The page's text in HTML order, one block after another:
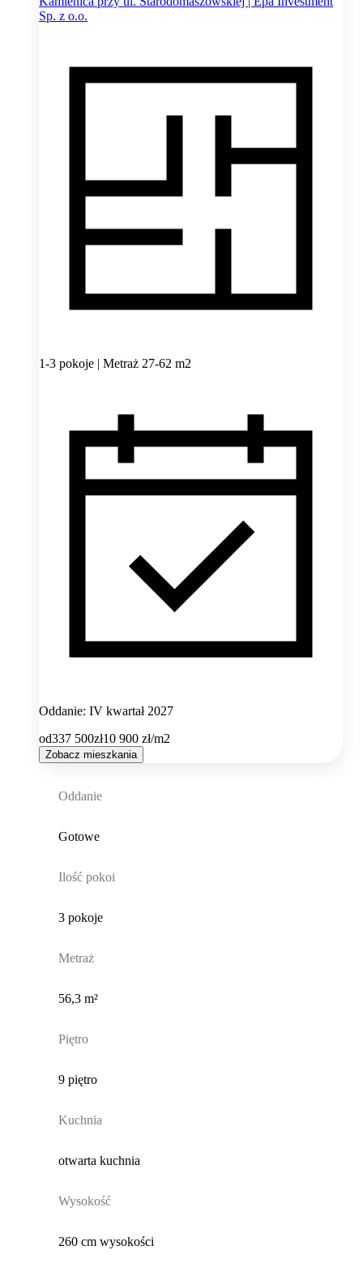
Sp. z o.o.
1-3 pokoje | Metraż 27-62 m2
Oddanie: IV kwartał 2027
od337 500zł10 900 zł/m2
Zobacz mieszkania
Oddanie
Gotowe
Ilość pokoi
3 pokoje
Metraż
56,3 m²
Piętro
9 piętro
Kuchnia
otwarta kuchnia
Wysokość
260 cm wysokości